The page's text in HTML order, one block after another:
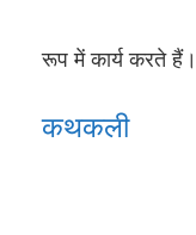
रूप में कार्य करते हैं।
कथकली